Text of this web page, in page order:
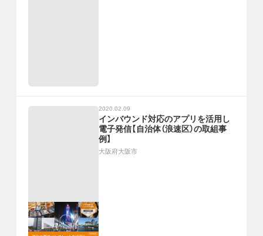
2020.02.09
インバウンド対応のアプリを活用し
電子発信【自治体（浪速区）の取組事
例】
大阪府大阪市